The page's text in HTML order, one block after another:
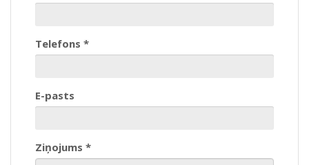
Telefons *
E-pasts
Ziņojums *